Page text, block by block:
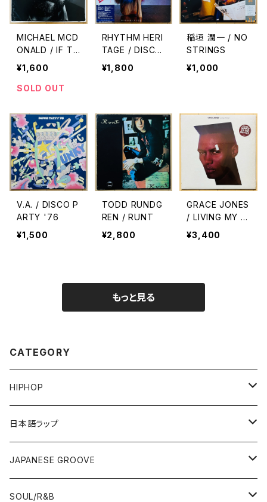
MICHAEL MCD
ONALD / IF TH
AT'S WHAT IT
TAKES
¥1,600
SOLD OUT
RHYTHM HERI
TAGE / DISCO
-FIED(反逆のテ
ーマ)
¥1,800
稲垣 潤一 / NO
STRINGS
¥1,000
V.A. / DISCO P
ARTY '76
¥1,500
TODD RUNDG
REN / RUNT
¥2,800
GRACE JONES
/ LIVING MY LI
FE
¥3,400
もっと見る
CATEGORY
HIPHOP
12"/7"
80'S OLD SCHOOL
EARLY 90'S MIDDLE〜NEW SCHOOL
LP
80'S OLD SCHOOL
日本語ラップ
12"/7"
80'S OLD SCHOOL〜EARLY 90'S
LP
JAPANESE GROOVE
LP
SOUL/R&B